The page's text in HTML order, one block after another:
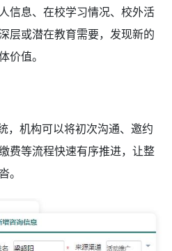
信息、在校学习情况、校外活
层或潜在教育需要，发现新的
价值。
，机构可以将初次沟通、邀约
费等流程快速有序推进，让整
。